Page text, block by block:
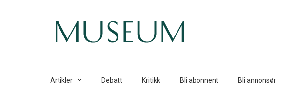
Artikler Debatt Kritikk Bli abonnent Bli annonsør